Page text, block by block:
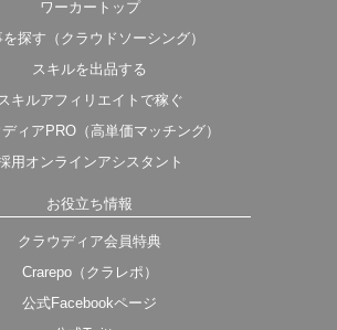
ワーカートップ
探す（クラウドソーシング）
スキルを出品する
キルアフィリエイトで稼ぐ
ィアPRO（高単価マッチング）
用オンラインアシスタント
お役立ち情報
クラウディア会員特典
Crarepo（クラレポ）
公式Facebookページ